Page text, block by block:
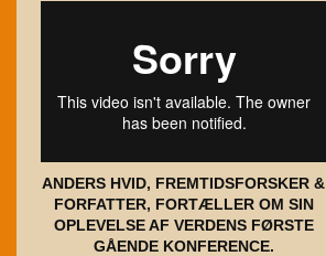
ANDERS HVID, FREMTIDSFORSKER &
FORFATTER, FORTÆLLER OM SIN
OPLEVELSE AF VERDENS FØRSTE
GÅENDE KONFERENCE.